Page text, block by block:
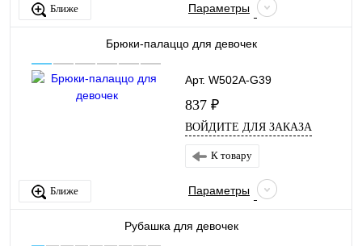
Ближе Параметры
Брюки-палаццо для девочек
Арт. W502A-G39
837 ₽
ВОЙДИТЕ ДЛЯ ЗАКАЗА
Ближе
К товару
Параметры
Рубашка для девочек